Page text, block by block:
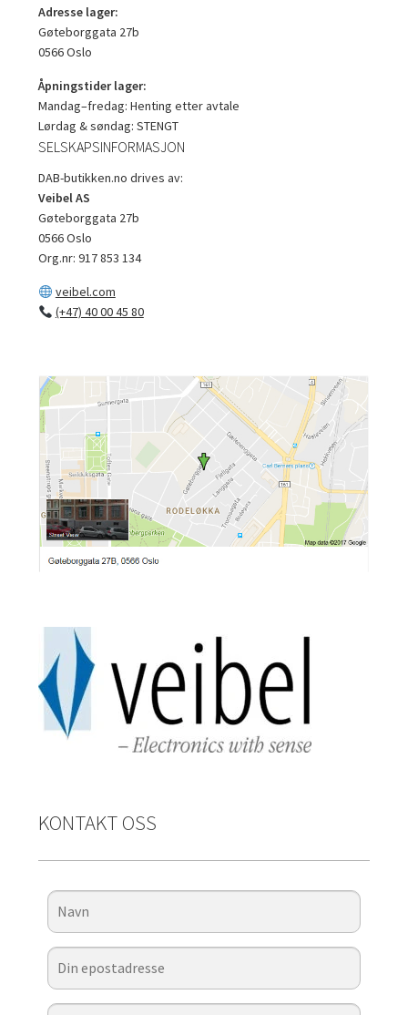
Adresse lager:
Gøteborggata 27b
0566 Oslo
Åpningstider lager:
Mandag–fredag: Henting etter avtale
Lørdag & søndag: STENGT
SELSKAPSINFORMASJON
DAB-butikken.no drives av:
Veibel AS
Gøteborggata 27b
0566 Oslo
Org.nr: 917 853 134
veibel.com
(+47) 40 00 45 80
KONTAKT OSS